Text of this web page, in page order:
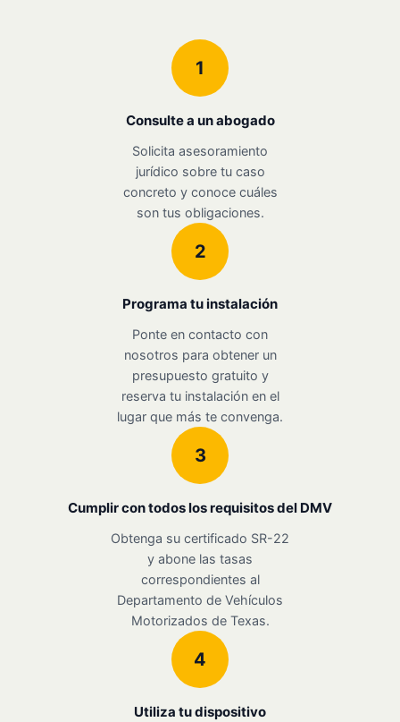
1
Consulte a un abogado
Solicita asesoramiento
jurídico sobre tu caso
concreto y conoce cuáles
son tus obligaciones.
2
Programa tu instalación
Ponte en contacto con
nosotros para obtener un
presupuesto gratuito y
reserva tu instalación en el
lugar que más te convenga.
3
Cumplir con todos los requisitos del DMV
Obtenga su certificado SR-22
y abone las tasas
correspondientes al
Departamento de Vehículos
Motorizados de Texas.
4
Utiliza tu dispositivo